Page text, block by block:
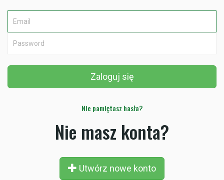
Nie pamiętasz hasła?
Nie masz konta?
Utwórz nowe konto